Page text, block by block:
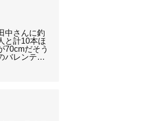
中さんに釣
と計10本ほ
70cmだそう
バレンテ…